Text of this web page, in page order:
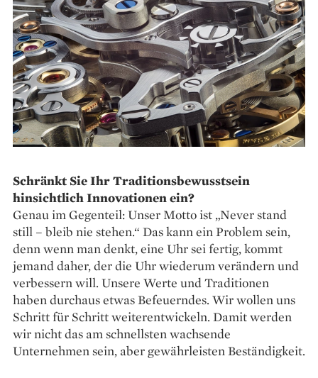
Schränkt Sie Ihr Traditions­bewusstsein
hinsichtlich ­Innovationen ein?
Genau im Gegenteil: Unser ­Motto ist „Never stand
still – bleib nie stehen.“ Das kann ein Problem sein,
denn wenn man denkt, eine Uhr sei fertig, kommt
jemand daher, der die Uhr wiederum verändern und
verbessern will. Unsere Werte und Traditionen
haben durchaus etwas Befeuerndes. Wir wollen uns
Schritt für Schritt ­weiterentwickeln. Damit werden
wir nicht das am schnellsten wachsende
Unternehmen sein, aber gewährleisten Beständigkeit.